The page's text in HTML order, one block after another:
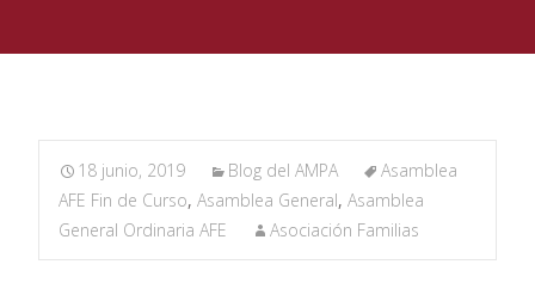
18 junio, 2019 Blog del AMPA
Asamblea
AFE Fin de Curso, Asamblea General, Asamblea
General Ordinaria AFE
Asociación Familias